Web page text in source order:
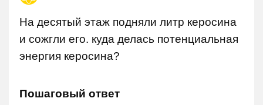
На десятый этаж подняли литр керосина
и сожгли его. куда делась потенциальная
энергия керосина?
Пошаговый ответ